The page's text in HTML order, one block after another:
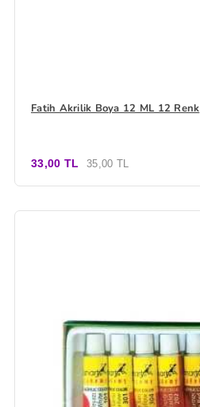
Fatih Akrilik Boya 12 ML 12 Renk
33,00 TL 35,00 TL